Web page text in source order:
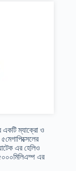
একটি ম্যাক্রো ও
এর হেলিও
এর